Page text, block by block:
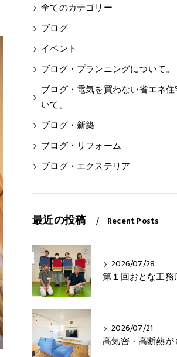
全てのカテゴリー
ブログ
イベント
ブログ・プランニングについて。
ブログ・電気を買わない省エネ
いて。
ブログ・新築
ブログ・リフォーム
ブログ・エクステリア
最近の投稿 Recent Posts
2026/07/28
2026/07/21